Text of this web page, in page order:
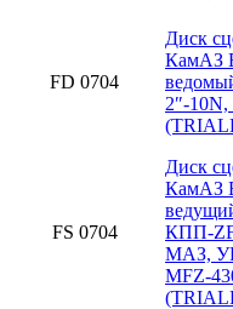
FD 0704
Диск
КамАЗ
2″-10N,
FS 0704
Диск
КамАЗ
КПП-
МАЗ,
MFZ-